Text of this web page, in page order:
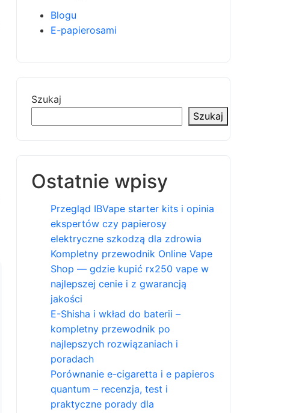
Blogu
E-papierosami
Szukaj
Szukaj
Ostatnie wpisy
Przegląd IBVape starter kits i opinia
ekspertów czy papierosy
elektryczne szkodzą dla zdrowia
Kompletny przewodnik Online Vape
Shop — gdzie kupić rx250 vape w
najlepszej cenie i z gwarancją
jakości
E-Shisha i wkład do baterii –
kompletny przewodnik po
najlepszych rozwiązaniach i
poradach
Porównanie e-cigaretta i e papieros
quantum – recenzja, test i
praktyczne porady dla